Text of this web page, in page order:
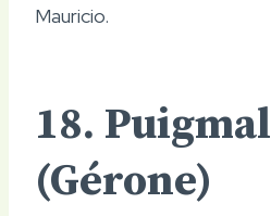
Mauricio.
18. Puigmal
(Gérone)